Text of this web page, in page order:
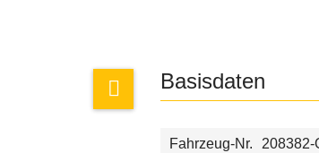
Basisdaten
Fahrzeug-Nr. 208382-